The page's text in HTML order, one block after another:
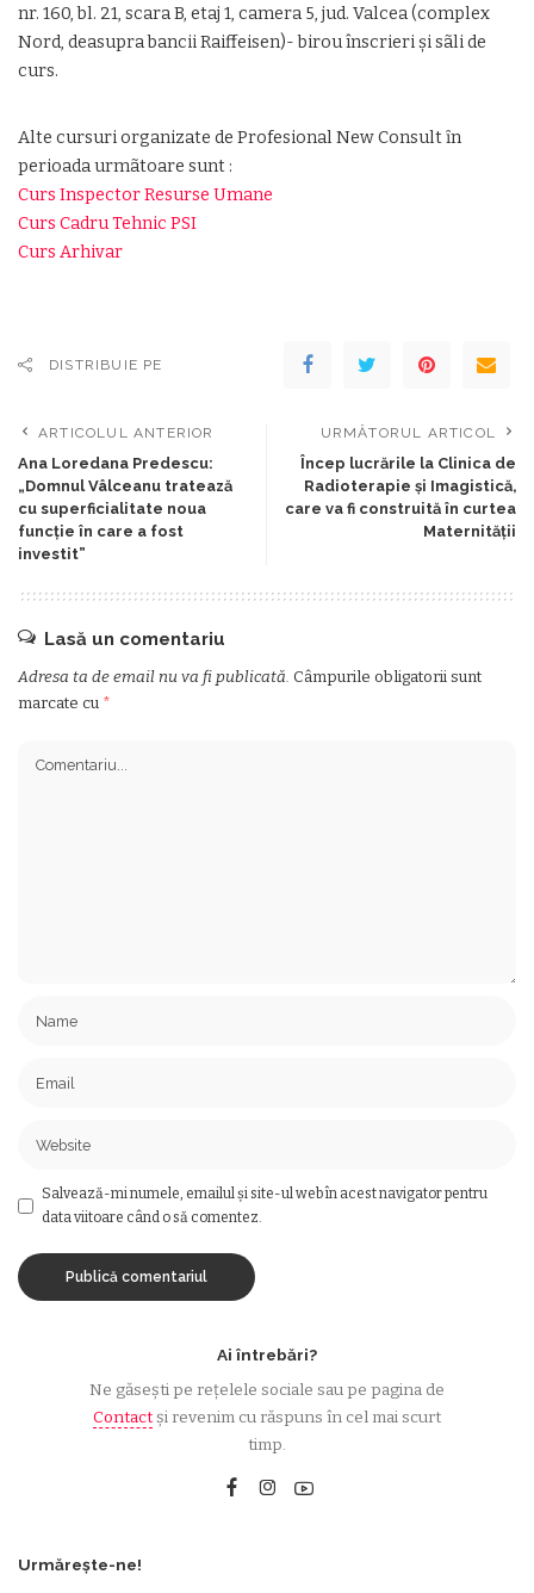
nr. 160, bl. 21, scara B, etaj 1, camera 5, jud. Valcea (complex
Nord, deasupra bancii Raiffeisen)- birou înscrieri şi sãli de
curs.
Alte cursuri organizate de Profesional New Consult ȋn
perioada urmãtoare sunt :
Curs Inspector Resurse Umane
Curs Cadru Tehnic PSI
Curs Arhivar
DISTRIBUIE PE
ARTICOLUL ANTERIOR
Ana Loredana Predescu:
„Domnul Vâlceanu tratează
cu superficialitate noua
funcție în care a fost
investit”
URMĂTORUL ARTICOL
Încep lucrările la Clinica de
Radioterapie și Imagistică,
care va fi construită în curtea
Maternității
Lasă un comentariu
Adresa ta de email nu va fi publicată. Câmpurile obligatorii sunt
marcate cu *
Salvează-mi numele, emailul și site-ul web în acest navigator pentru
data viitoare când o să comentez.
Ai întrebări?
Ne găsești pe rețelele sociale sau pe pagina de
Contactși revenim cu răspuns în cel mai scurt
timp.
Urmărește-ne!